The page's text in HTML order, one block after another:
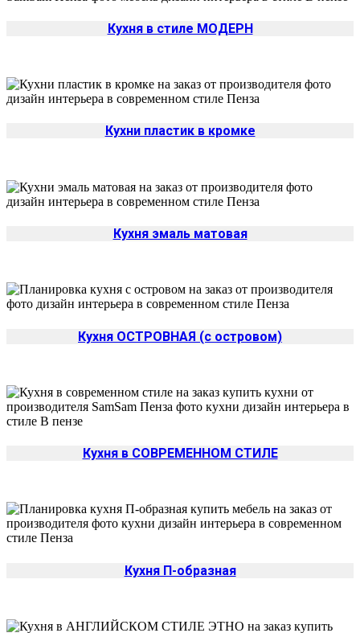
Кухня в стиле МОДЕРН
Кухни пластик в кромке
Кухня эмаль матовая
Кухня ОСТРОВНАЯ (с островом)
Кухня в СОВРЕМЕННОМ СТИЛЕ
Кухня П-образная